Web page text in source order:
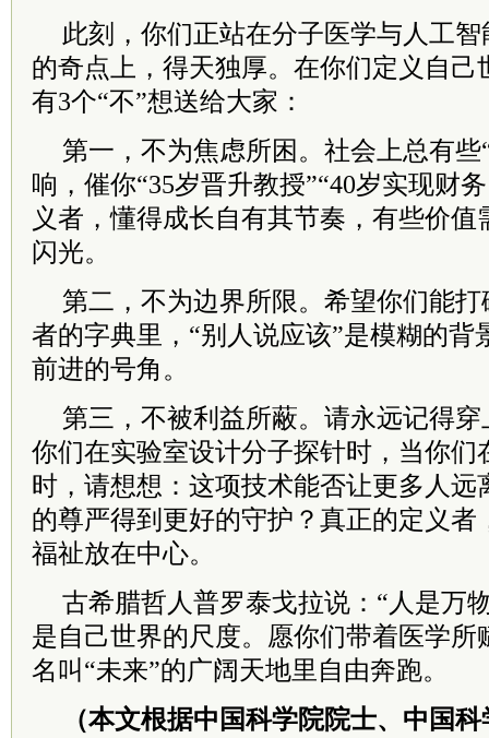
此刻，你们正站在分子医学与人工
的奇点上，得天独厚。在你们定义自己
有3个“不”想送给大家：
第一，不为焦虑所困。社会上总有些
响，催你“35岁晋升教授”“40岁实现财
义者，懂得成长自有其节奏，有些价值
闪光。
第二，不为边界所限。希望你们能
者的字典里，“别人说应该”是模糊的背
前进的号角。
第三，不被利益所蔽。请永远记得
你们在实验室设计分子探针时，当你们
时，请想想：这项技术能否让更多人远
的尊严得到更好的守护？真正的定义者
福祉放在中心。
古希腊哲人普罗泰戈拉说：“人是万
是自己世界的尺度。愿你们带着医学所
名叫“未来”的广阔天地里自由奔跑。
（本文根据中国科学院院士、中国